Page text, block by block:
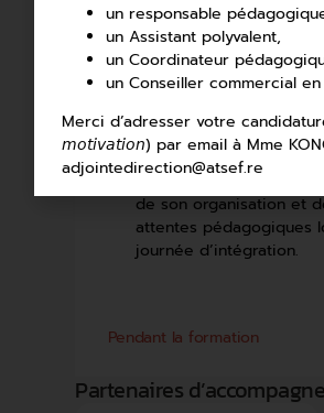
alternance ;
Un service d’accueil
apprenants sur les aides
(transport, restauration,
hébergement, etc.) et
nécessaire, vers les
institutionnels
Une présentation de la
de son organisation et
attentes pédagogiques
journée d’intégration.
Pendant la formation
Partenaires
un responsable
un Assistant polyvalent,
un Coordinateur
un Conseiller commercial
Merci d’adresser votre
𝘮𝘰𝘵𝘪𝘷𝘢𝘵𝘪𝘰𝘯) par email à Mme
adjointedirection@atsef.re